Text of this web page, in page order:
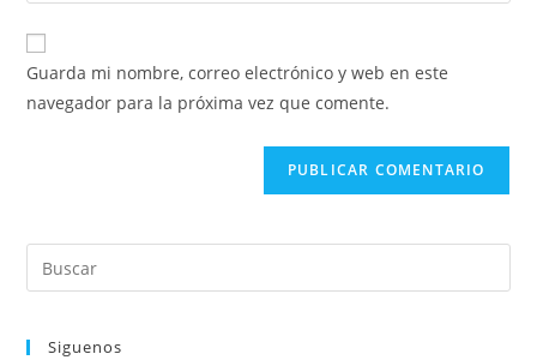
Guarda mi nombre, correo electrónico y web en este
navegador para la próxima vez que comente.
Siguenos